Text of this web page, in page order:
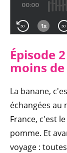
Épisode
moins
La banane,
échangées au
France, c'est
pomme. Et
voyage :